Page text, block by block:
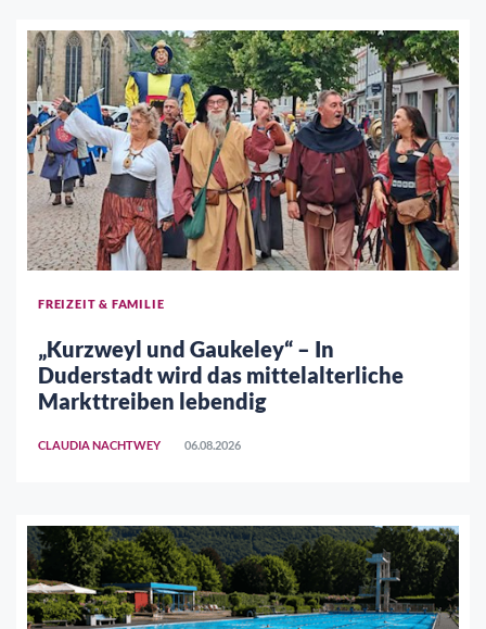
FREIZEIT & FAMILIE
„Kurzweyl und Gaukeley“ – In
Duderstadt wird das mittelalterliche
Markttreiben lebendig
CLAUDIA NACHTWEY 06.08.2026